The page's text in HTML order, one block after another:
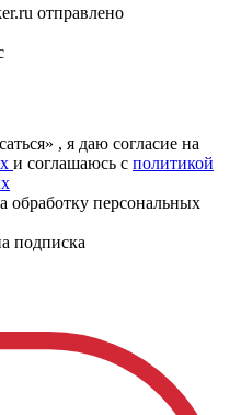
отправлено
, я даю согласие на
и соглашаюсь c политикой
обработку персональных
подписка